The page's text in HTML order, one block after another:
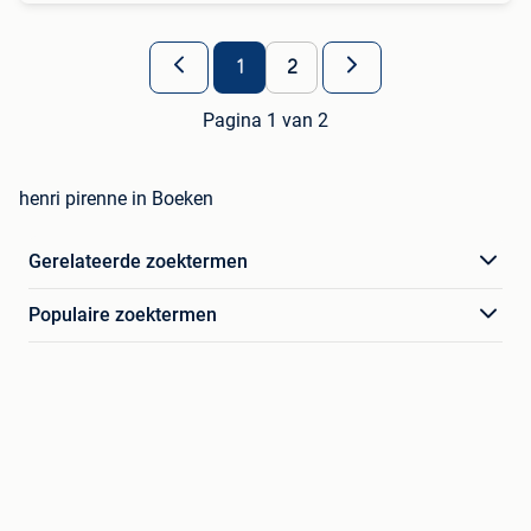
1 2
Pagina 1 van 2
henri pirenne in Boeken
Gerelateerde zoektermen
Populaire zoektermen